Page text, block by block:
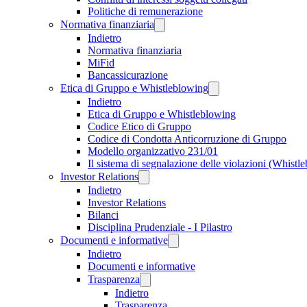
Politiche di remunerazione
Normativa finanziaria
Indietro
Normativa finanziaria
MiFid
Bancassicurazione
Etica di Gruppo e Whistleblowing
Indietro
Etica di Gruppo e Whistleblowing
Codice Etico di Gruppo
Codice di Condotta Anticorruzione di Gruppo
Modello organizzativo 231/01
Il sistema di segnalazione delle violazioni
Investor Relations
Indietro
Investor Relations
Bilanci
Disciplina Prudenziale - I Pilastro
Documenti e informative
Indietro
Documenti e informative
Trasparenza
Indietro